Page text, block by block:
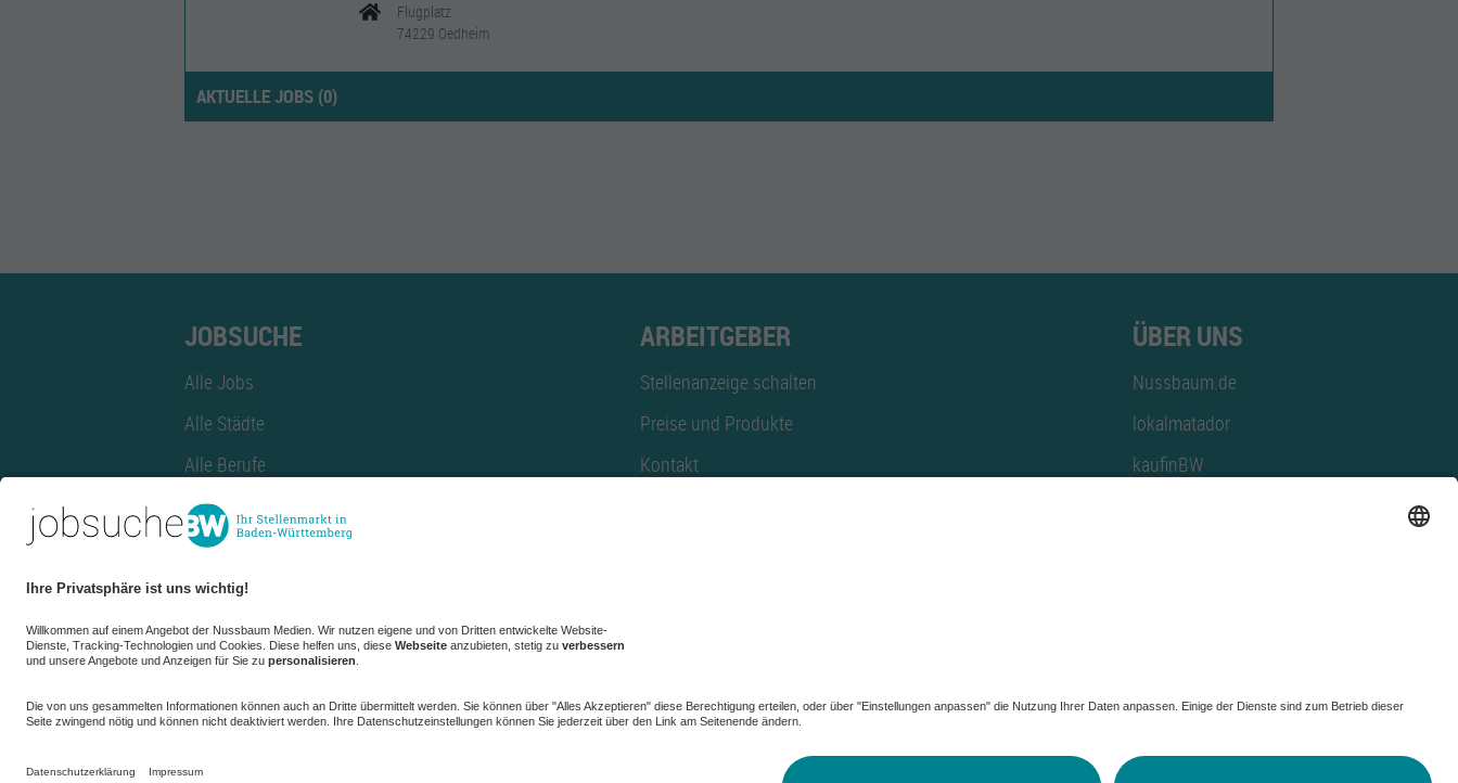
Flugplatz
74229 Oedheim
AKTUELLE JOBS (0)
JOBSUCHE
Alle Jobs
Alle Städte
Alle Berufe
Alle Berufe nach Stadt
Alle Tätigkeitsbereiche
Alle Tätigkeitsbereiche nach Stadt
azubiBW.de
Minijobs
Firmenprofil
ARBEITGEBER
Stellenanzeige schalten
Preise und Produkte
Kontakt
ÜBER UNS
Nussbaum.de
lokalmatador
kaufinBW